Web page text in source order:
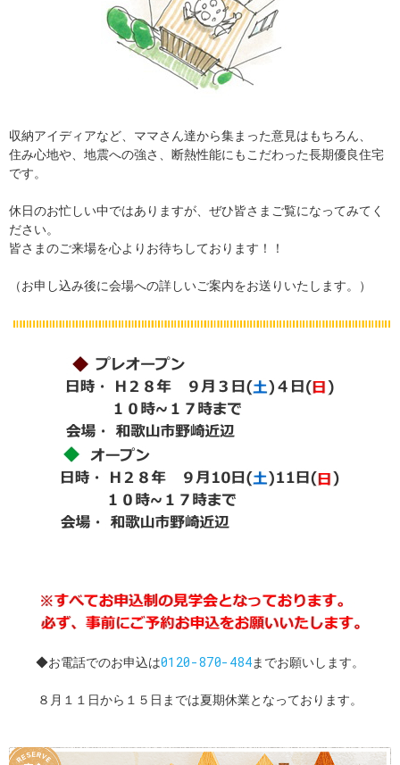
収納アイディアなど、ママさん達から集まった意見はもちろん、
住み心地や、地震への強さ、断熱性能にもこだわった長期優良住宅
です。
休日のお忙しい中ではありますが、ぜひ皆さまご覧になってみてく
ださい。
皆さまのご来場を心よりお待ちしております！！
（お申し込み後に会場への詳しいご案内をお送りいたします。）
◆お電話でのお申込は0120-870-484までお願いします。
８月１１日から１５日までは夏期休業となっております。